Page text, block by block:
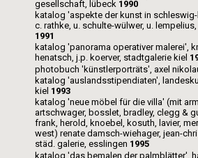
gesellschaft, lübeck 1990
katalog 'aspekte der kunst in
c. rathke, u. schulte-wülwer, u.
1991
katalog 'panorama operativer malerei',
henatsch, j.p. koerver, stadtgalerie kiel
photobuch 'künstlerporträts', axel
katalog 'auslandsstipendiaten',
kiel 1993
katalog 'neue möbel für die villa' (mit
artschwager, bosslet, bradley, clegg &
frank, herold, knoebel, kosuth, lavier,
west) renate damsch-wiehager, jean-
städ. galerie, esslingen 1995
katalog 'das bemalen der palmblätter',